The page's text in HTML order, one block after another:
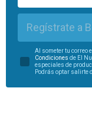
Regístrate a
Al someter tu correo
Condiciones de El
especiales de
Podrás optar salirte